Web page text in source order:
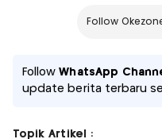
Follow
FollowWhatsApp
update berita terbaru
Topik Artikel :